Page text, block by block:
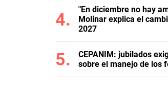
"En diciembre no hay
Molinar explica el
2027
CEPANIM: jubilados
sobre el manejo de los